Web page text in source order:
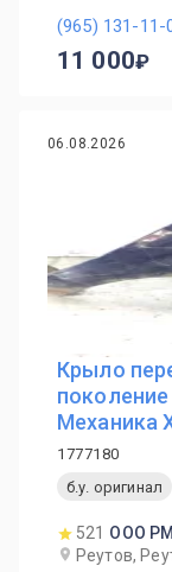
(965) 131-11-
11 000
06.08.2026
Крыло
Механика
1777180
б.у. оригинал
521 ООО
Реутов,